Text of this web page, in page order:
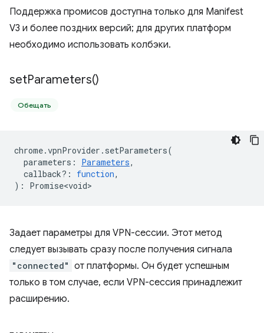
Поддержка промисов доступна только для Manifest
V3 и более поздних версий; для других платформ
необходимо использовать колбэки.
setParameters()
Обещать
chrome.vpnProvider . setParameters(
parameters : Parameters,
callback? : function,
) : Promise<void>
Задает параметры для VPN-сессии. Этот метод
следует вызывать сразу после получения сигнала
"connected" от платформы. Он будет успешным
только в том случае, если VPN-сессия принадлежит
расширению.